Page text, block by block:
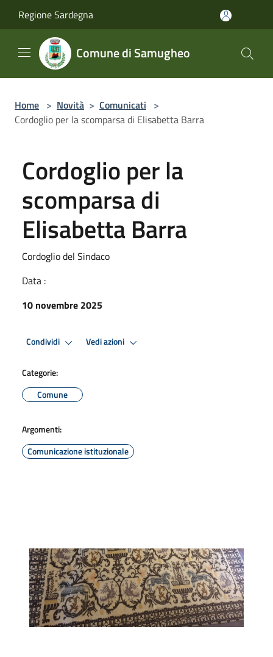
Regione Sardegna
Comune di Samugheo
Home > Novità > Comunicati >
Cordoglio per la scomparsa di Elisabetta Barra
Cordoglio per la
scomparsa di
Elisabetta Barra
Cordoglio del Sindaco
Data :
10 novembre 2025
Condividi Vedi azioni
Categorie:
Comune
Argomenti:
Comunicazione istituzionale